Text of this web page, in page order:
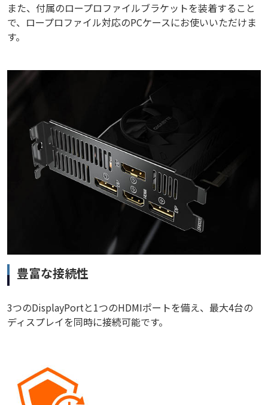
また、付属のロープロファイルブラケットを装着すること
で、ロープロファイル対応のPCケースにお使いいただけま
す。
豊富な接続性
3つのDisplayPortと1つのHDMIポートを備え、最大4台の
ディスプレイを同時に接続可能です。